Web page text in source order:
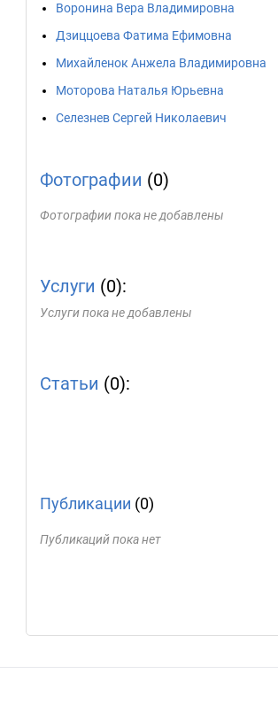
Воронина Вера Владимировна
Дзиццоева Фатима Ефимовна
Михайленок Анжела Владимировна
Моторова Наталья Юрьевна
Селезнев Сергей Николаевич
Фотографии (0)
Фотографии пока не добавлены
Услуги (0):
Услуги пока не добавлены
Статьи (0):
Публикации (0)
Публикаций пока нет